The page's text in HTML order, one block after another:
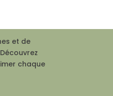
et de
chaque